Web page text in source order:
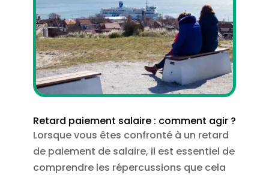
Retard paiement salaire : comment agir ?
Lorsque vous êtes confronté à un retard
de paiement de salaire, il est essentiel de
comprendre les répercussions que cela